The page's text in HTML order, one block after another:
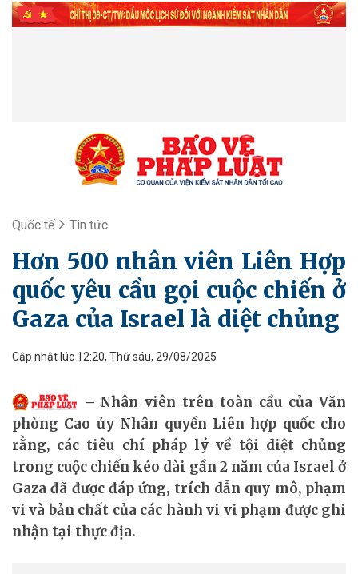
Quốc tế Tin tức
Hơn 500 nhân viên Liên Hợp
quốc yêu cầu gọi cuộc chiến ở
Gaza của Israel là diệt chủng
Cập nhật lúc 12:20, Thứ sáu, 29/08/2025
Nhân viên trên toàn cầu của Văn
phòng Cao ủy Nhân quyền Liên hợp quốc cho
rằng, các tiêu chí pháp lý về tội diệt chủng
trong cuộc chiến kéo dài gần 2 năm của Israel ở
Gaza đã được đáp ứng, trích dẫn quy mô, phạm
vi và bản chất của các hành vi vi phạm được ghi
nhận tại thực địa.